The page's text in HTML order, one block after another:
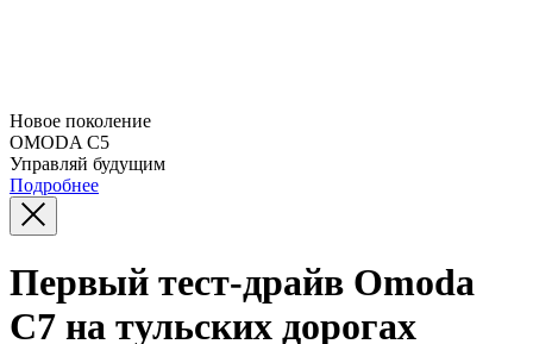
Новое поколение
OMODA C5
Управляй будущим
Подробнее
Первый тест-драйв Omoda
C7 на тульских дорогах